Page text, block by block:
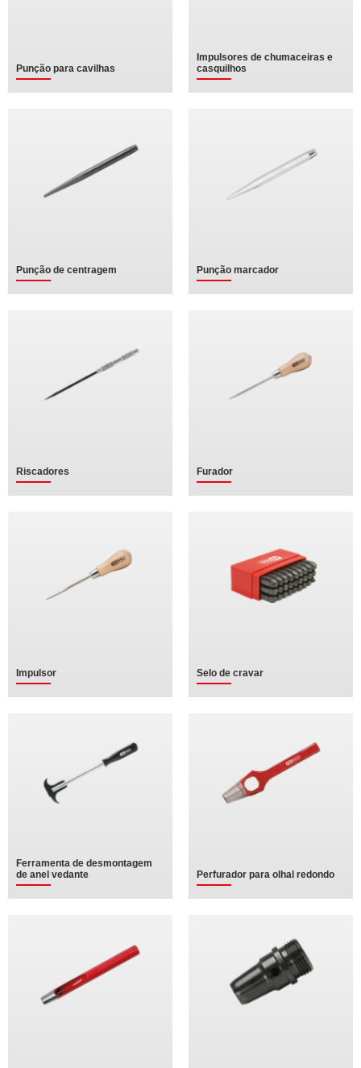
Punção para cavilhas
Impulsores de chumaceiras e
casquilhos
Punção de centragem Punção marcador
Riscadores Furador
Impulsor Selo de cravar
Ferramenta de desmontagem
de anel vedante
Perfurador para olhal redondo